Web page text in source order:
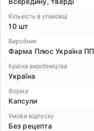
Кількість в упаковці
10 шт
Виробник
Фарма Плюс Україна ПП
Країна виробництва
Україна
Форма
Капсули
Умови відпуску
Без рецепта